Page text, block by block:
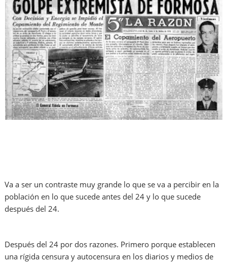
Va a ser un contraste muy grande lo que se va a percibir en la
población en lo que sucede antes del 24 y lo que sucede
después del 24.
Después del 24 por dos razones. Primero porque establecen
una rígida censura y autocensura en los diarios y medios de